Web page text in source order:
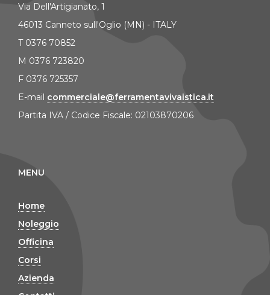
Via Dell'Artigianato, 1
46013 Canneto sull'Oglio (MN) - ITALY
T 0376 70852
M 0376 723820
F 0376 725357
E-mail commerciale@ferramentavivaistica.it
Partita IVA / Codice Fiscale: 02103870206
MENU
Home
Noleggio
Officina
Corsi
Azienda